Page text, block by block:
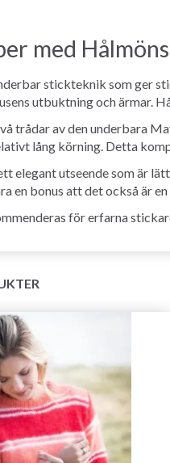
med
stickteknik som ger
utbuktning och ärmar.
trådar av den underbara
lång körning. Detta
elegant utseende som är
en bonus att det också är
för erfarna